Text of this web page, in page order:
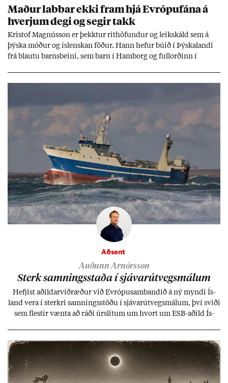
Mað­ur labb­ar ekki fram hjá Evr­ópuf­ána á
hverj­um degi og seg­ir takk
Kri­stof Magnús­son er þekkt­ur rit­höf­und­ur og leik­skáld sem á
þýska móð­ur og ís­lensk­an föð­ur. Hann hef­ur bú­ið í Þýskalandi
frá blautu barns­beini, sem barn í Ham­borg og full­orð­inn í
Aðsent
Auðunn Arnórsson
Sterk samn­ings­staða í sjáv­ar­út­vegs­mál­um
Hefj­ist að­ild­ar­við­ræð­ur við Evr­ópu­sam­band­ið á ný myndi Ís­
land vera í sterkri samn­ings­stöðu í sjáv­ar­út­vegs­mál­um, því sviði
sem flest­ir vænta að ráði úr­slit­um um hvort um ESB-að­ild Ís­
kerfi, en sveigj­an­leiki til lausna er um­tals­verð­ur.